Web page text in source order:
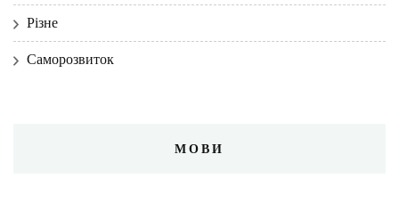
Різне
Саморозвиток
МОВИ